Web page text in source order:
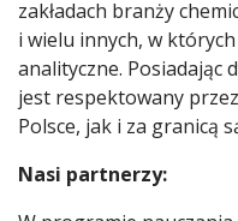
zakładach branży
i wielu innych, w
analityczne. Posiadając
jest respektowany
Polsce, jak i za granicą
Nasi partnerzy: